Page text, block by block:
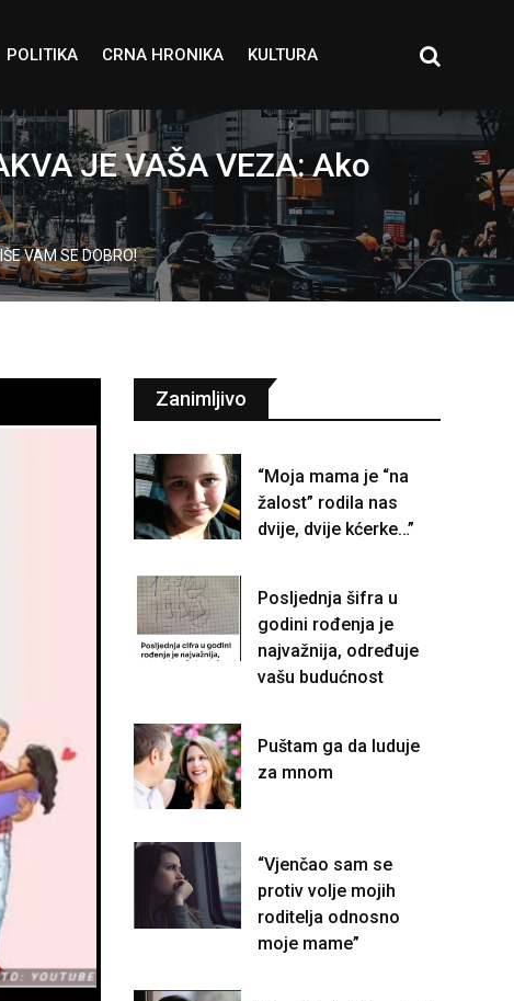
POLITIKA CRNA HRONIKA KULTURA
JE VAŠA VEZA: Ako
VAM SE DOBRO!
Zanimljivo
“Moja mama je “na
žalost” rodila nas
dvije, dvije kćerke…”
Posljednja šifra u
godini rođenja je
najvažnija, određuje
vašu budućnost
Puštam ga da luduje
za mnom
“Vjenčao sam se
protiv volje mojih
roditelja odnosno
moje mame”